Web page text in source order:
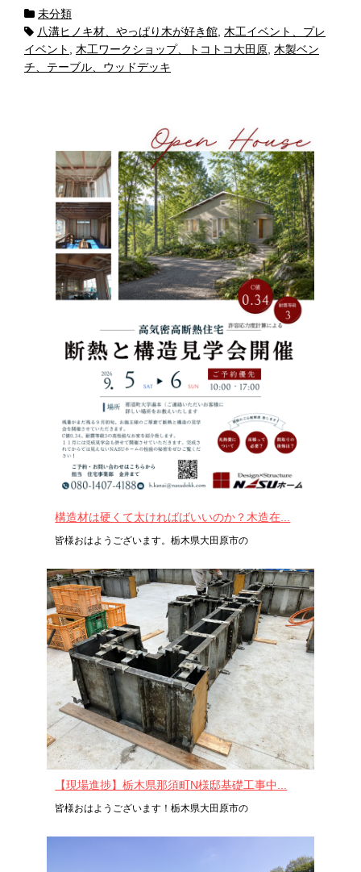
未分類
八溝ヒノキ材、やっぱり木が好き館 木工イベント、プレ
イベント
木工ワークショップ、トコトコ大田原 木製ベン
チ、テーブル、ウッドデッキ
構造材は硬くて太ければばいいのか？木造在...
皆様おはようございます。栃木県大田原市の
【現場進捗】栃木県那須町N様邸基礎工事中...
皆様おはようございます！栃木県大田原市の